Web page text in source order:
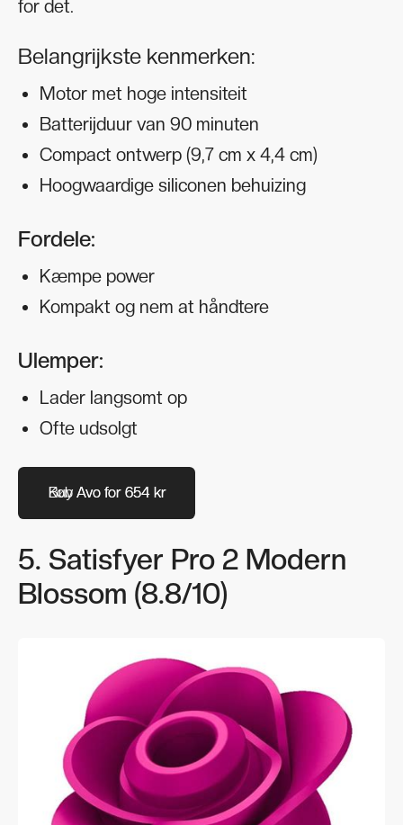
for det.
Belangrijkste kenmerken:
Motor met hoge intensiteit
Batterijduur van 90 minuten
Compact ontwerp (9,7 cm x 4,4 cm)
Hoogwaardige siliconen behuizing
Fordele:
Kæmpe power
Kompakt og nem at håndtere
Ulemper:
Lader langsomt op
Ofte udsolgt
Køb Avo for 654 kr
Buy Avo for 654 kr
5. Satisfyer Pro 2 Modern
Blossom (8.8/10)